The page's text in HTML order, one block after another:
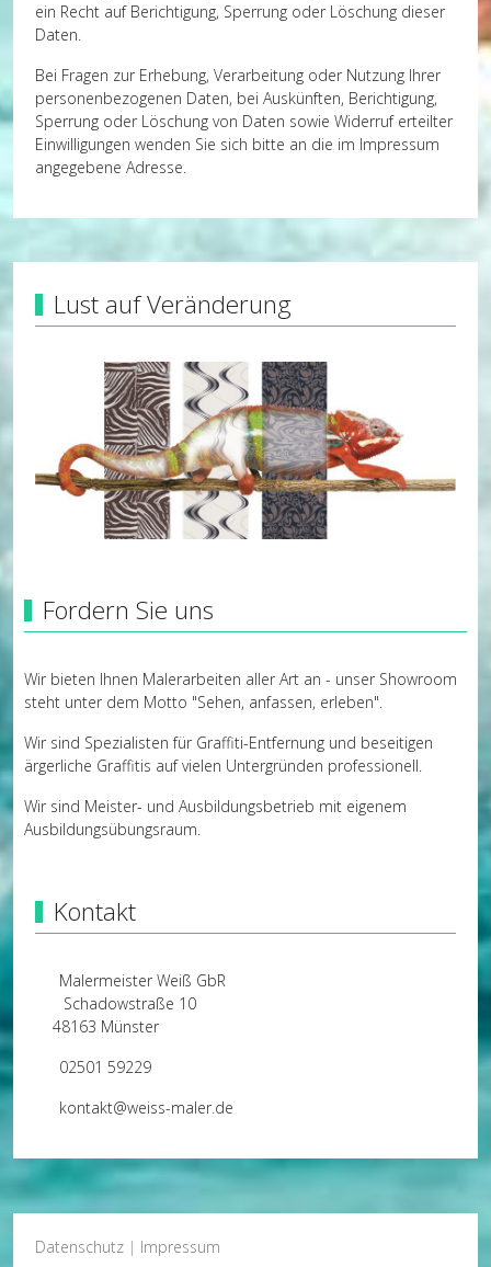
ein Recht auf Berichtigung, Sperrung oder Löschung dieser
Daten.
Bei Fragen zur Erhebung, Verarbeitung oder Nutzung Ihrer
personenbezogenen Daten, bei Auskünften, Berichtigung,
Sperrung oder Löschung von Daten sowie Widerruf erteilter
Einwilligungen wenden Sie sich bitte an die im Impressum
angegebene Adresse.
Lust auf Veränderung
Fordern Sie uns
Wir bieten Ihnen Malerarbeiten aller Art an - unser Showroom
steht unter dem Motto "Sehen, anfassen, erleben".
Wir sind Spezialisten für Graffiti-Entfernung und beseitigen
ärgerliche Graffitis auf vielen Untergründen professionell.
Wir sind Meister- und Ausbildungsbetrieb mit eigenem
Ausbildungsübungsraum.
Kontakt
Malermeister Weiß GbR
Schadowstraße 10
48163 Münster
02501 59229
kontakt@weiss-maler.de
Datenschutz | Impressum